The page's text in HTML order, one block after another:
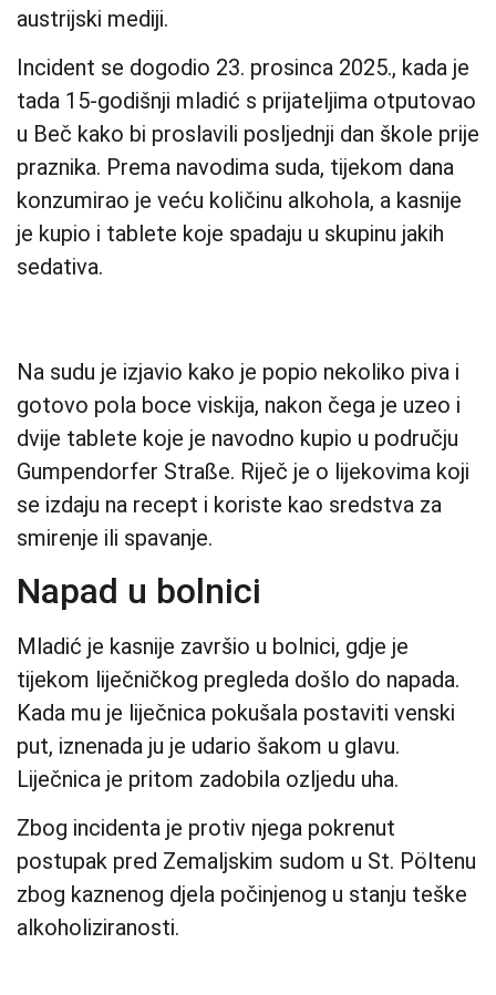
austrijski mediji.
Incident se dogodio 23. prosinca 2025., kada je
tada 15-godišnji mladić s prijateljima otputovao
u Beč kako bi proslavili posljednji dan škole prije
praznika. Prema navodima suda, tijekom dana
konzumirao je veću količinu alkohola, a kasnije
je kupio i tablete koje spadaju u skupinu jakih
sedativa.
Na sudu je izjavio kako je popio nekoliko piva i
gotovo pola boce viskija, nakon čega je uzeo i
dvije tablete koje je navodno kupio u području
Gumpendorfer Straße. Riječ je o lijekovima koji
se izdaju na recept i koriste kao sredstva za
smirenje ili spavanje.
Napad u bolnici
Mladić je kasnije završio u bolnici, gdje je
tijekom liječničkog pregleda došlo do napada.
Kada mu je liječnica pokušala postaviti venski
put, iznenada ju je udario šakom u glavu.
Liječnica je pritom zadobila ozljedu uha.
Zbog incidenta je protiv njega pokrenut
postupak pred Zemaljskim sudom u St. Pöltenu
zbog kaznenog djela počinjenog u stanju teške
alkoholiziranosti.